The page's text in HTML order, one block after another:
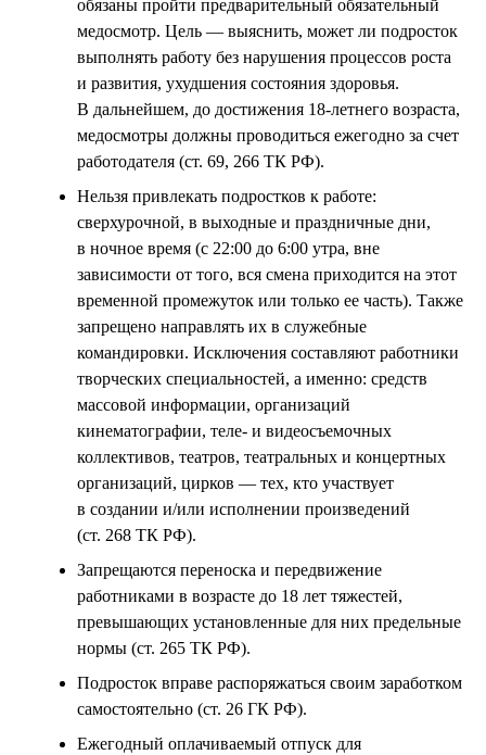
обязаны пройти предварительный обязательный
медосмотр. Цель — выяснить, может ли подросток
выполнять работу без нарушения процессов роста
и развития, ухудшения состояния здоровья.
В дальнейшем, до достижения 18-летнего возраста,
медосмотры должны проводиться ежегодно за счет
работодателя (ст. 69, 266 ТК РФ).
Нельзя привлекать подростков к работе:
сверхурочной, в выходные и праздничные дни,
в ночное время (с 22:00 до 6:00 утра, вне
зависимости от того, вся смена приходится на этот
временной промежуток или только ее часть). Также
запрещено направлять их в служебные
командировки. Исключения составляют работники
творческих специальностей, а именно: средств
массовой информации, организаций
кинематографии, теле- и видеосъемочных
коллективов, театров, театральных и концертных
организаций, цирков — тех, кто участвует
в создании и/или исполнении произведений
(ст. 268 ТК РФ).
Запрещаются переноска и передвижение
работниками в возрасте до 18 лет тяжестей,
превышающих установленные для них предельные
нормы (ст. 265 ТК РФ).
Подросток вправе распоряжаться своим заработком
самостоятельно (ст. 26 ГК РФ).
Ежегодный оплачиваемый отпуск для